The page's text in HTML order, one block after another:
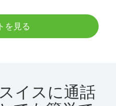
を見る
イスに通話